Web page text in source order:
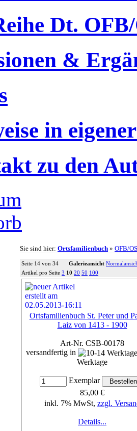
Dt.
&
in
zu den
Sie sind hier: Ortsfamilienbuch » OFB/
Seite 14 von 34 Galerieansicht
Artikel pro Seite 3 10 20 50 100
Ortsfamilienbuch St. Peter und
Laiz von 1413 - 1900
Art-Nr. CSB-00178
versandfertig in
Werktage
Exemplar
85,00 €
inkl. 7% MwSt, zzgl.
Details...